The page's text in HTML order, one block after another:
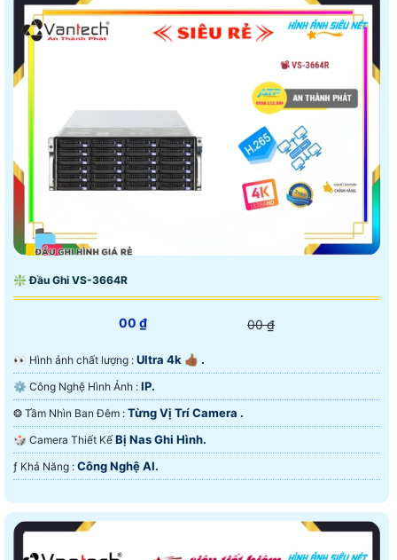
❇ Đầu Ghi VS-3664R
00 ₫ 00 ₫
️👀 Hình ảnh chất lượng : Ultra 4k 👍🏾 .
⚙ Công Nghệ Hình Ảnh : IP.
❂ Tầm Nhìn Ban Đêm : Từng Vị Trí Camera .
🎲 Camera Thiết Kế Bị Nas Ghi Hình.
️ƒ Khả Năng : Công Nghệ AI.